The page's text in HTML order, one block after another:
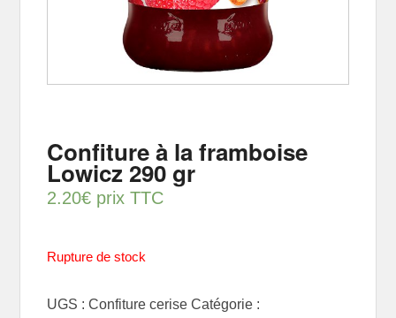
Confiture à la framboise
Lowicz 290 gr
2.20€ prix TTC
Rupture de stock
UGS :Confiture cerise Catégorie :